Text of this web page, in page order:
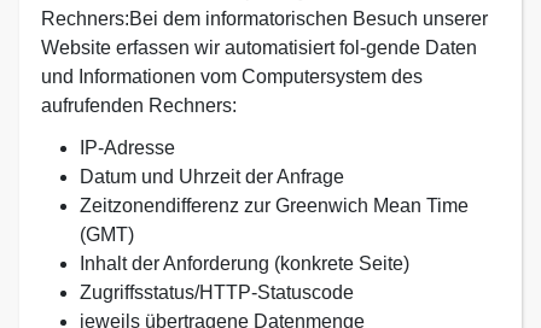
Rechners:Bei dem informatorischen Besuch unserer
Website erfassen wir automatisiert fol-gende Daten
und Informationen vom Computersystem des
aufrufenden Rechners:
IP-Adresse
Datum und Uhrzeit der Anfrage
Zeitzonendifferenz zur Greenwich Mean Time
(GMT)
Inhalt der Anforderung (konkrete Seite)
Zugriffsstatus/HTTP-Statuscode
jeweils übertragene Datenmenge